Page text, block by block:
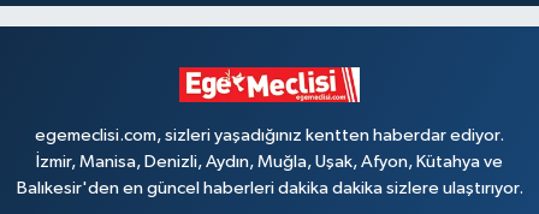
egemeclisi.com, sizleri yaşadığınız kentten haberdar ediyor.
İzmir, Manisa, Denizli, Aydın, Muğla, Uşak, Afyon, Kütahya ve
Balıkesir'den en güncel haberleri dakika dakika sizlere ulaştırıyor.